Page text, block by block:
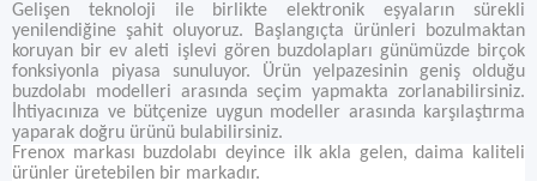
Gelişen teknoloji ile birlikte elektronik eşyaların sürekli
yenilendiğine şahit oluyoruz. Başlangıçta ürünleri bozulmaktan
koruyan bir ev aleti işlevi gören buzdolapları günümüzde birçok
fonksiyonla piyasa sunuluyor. Ürün yelpazesinin geniş olduğu
buzdolabı modelleri arasında seçim yapmakta zorlanabilirsiniz.
İhtiyacınıza ve bütçenize uygun modeller arasında karşılaştırma
yaparak doğru ürünü bulabilirsiniz.
Frenox markası buzdolabı deyince ilk akla gelen, daima kaliteli
ürünler üretebilen bir markadır.